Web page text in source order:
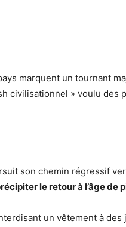
marquent un tournant
civilisationnel » voulu des
son chemin régressif
le retour à l’âge de
un vêtement à